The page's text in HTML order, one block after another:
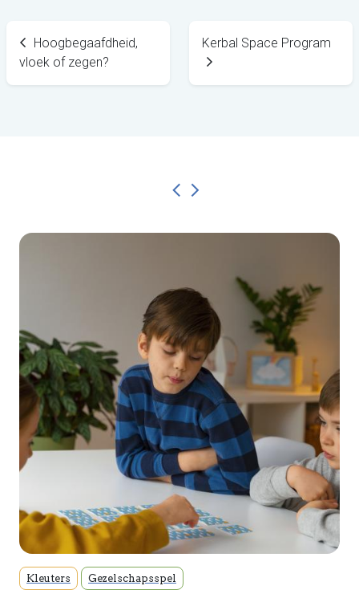
Hoogbegaafdheid,
vloek of zegen?
Kerbal Space Program
Kleuters Gezelschapsspel